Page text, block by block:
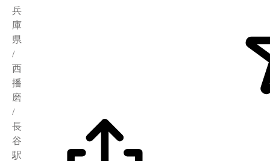
兵
庫
県
/
西
播
磨
/
長
谷
駅